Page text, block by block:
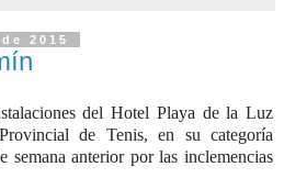
2015
del Hotel Playa de la Luz
de Tenis, en su categoría
semana anterior por las inclemencias